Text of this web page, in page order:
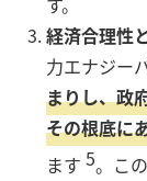
経済合理性
力エナジー
まりし、政
その根底に
ます 5。こ